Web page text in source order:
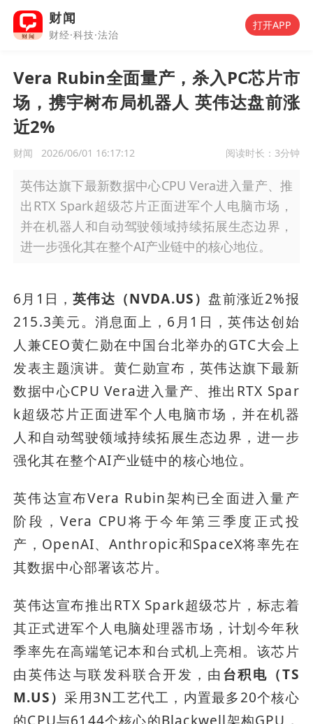
财闻
财经·科技·法治
打开APP
Vera Rubin全面量产，杀入PC芯片市
场，携宇树布局机器人 英伟达盘前涨
近2%
财闻 2026/06/01 16:17:12 阅读时长： 3分钟
英伟达旗下最新数据中心CPU Vera进入量产、推
出RTX Spark超级芯片正面进军个人电脑市场，
并在机器人和自动驾驶领域持续拓展生态边界，
进一步强化其在整个AI产业链中的核心地位。
6月1日，英伟达（NVDA.US）盘前涨近2%报
215.3美元。消息面上，6月1日，英伟达创始
人兼CEO黄仁勋在中国台北举办的GTC大会上
发表主题演讲。黄仁勋宣布，英伟达旗下最新
数据中心CPU Vera进入量产、推出RTX Spar
k超级芯片正面进军个人电脑市场，并在机器
人和自动驾驶领域持续拓展生态边界，进一步
强化其在整个AI产业链中的核心地位。
英伟达宣布Vera Rubin架构已全面进入量产
阶段，Vera CPU将于今年第三季度正式投
产，OpenAI、Anthropic和SpaceX将率先在
其数据中心部署该芯片。
英伟达宣布推出RTX Spark超级芯片，标志着
其正式进军个人电脑处理器市场，计划今年秋
季率先在高端笔记本和台式机上亮相。该芯片
由英伟达与联发科联合开发，由 台积电（TS
M.US）采用3N工艺代工，内置最多20个核心